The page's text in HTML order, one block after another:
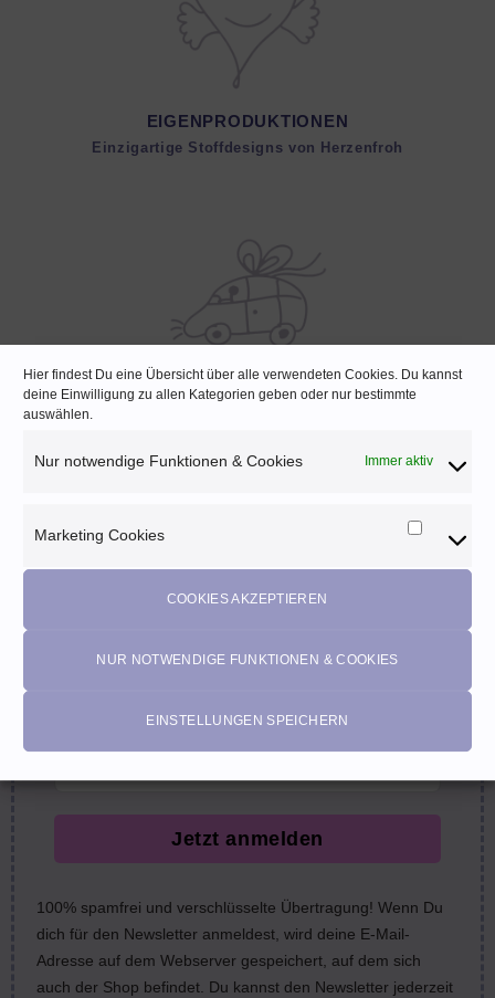
Hier findest Du eine Übersicht über alle verwendeten Cookies. Du kannst
deine Einwilligung zu allen Kategorien geben oder nur bestimmte
auswählen.
Nur notwendige Funktionen & Cookies Immer aktiv
Marketing Cookies
Cookies
COOKIES AKZEPTIEREN
NUR NOTWENDIGE FUNKTIONEN & COOKIES
EINSTELLUNGEN SPEICHERN
EIGENPRODUKTIONEN
Einzigartige Stoffdesigns von Herzenfroh
SCHNELLE LIEFERUNG
Jetzt anmelden
100% spamfrei und verschlüsselte Übertragung! Wenn Du
dich für den Newsletter anmeldest, wird deine E-Mail-
Adresse auf dem Webserver gespeichert, auf dem sich
auch der Shop befindet. Du kannst den Newsletter jederzeit